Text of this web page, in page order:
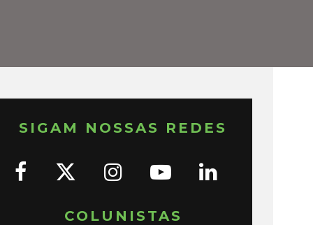
SIGAM NOSSAS REDES
COLUNISTAS